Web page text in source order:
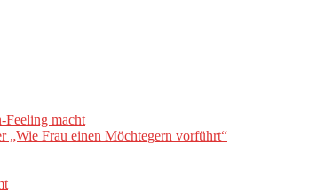
Feeling macht
„Wie Frau einen Möchtegern vorführt“